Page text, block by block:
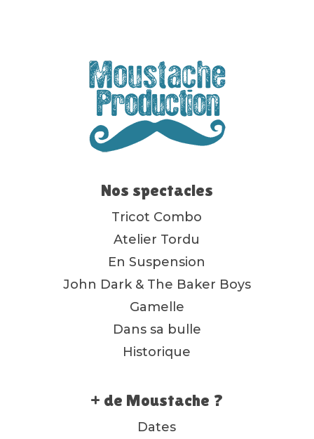
Nos spectacles
Tricot Combo
Atelier Tordu
En Suspension
John Dark & The Baker Boys
Gamelle
Dans sa bulle
Historique
+ de Moustache ?
Dates